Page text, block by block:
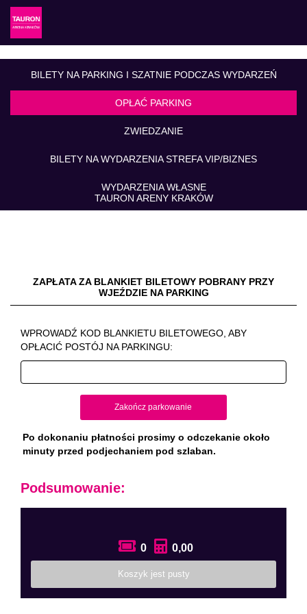
BILETY NA PARKING I SZATNIE PODCZAS WYDARZEŃ
OPŁAĆ PARKING
ZWIEDZANIE
BILETY NA WYDARZENIA STREFA VIP/BIZNES
WYDARZENIA WŁASNE
TAURON ARENY KRAKÓW
ZAPŁATA ZA BLANKIET BILETOWY POBRANY PRZY
WJEŹDZIE NA PARKING
WPROWADŹ KOD BLANKIETU BILETOWEGO, ABY
OPŁACIĆ POSTÓJ NA PARKINGU:
Zakończ parkowanie
Po dokonaniu płatności prosimy o odczekanie około
minuty przed podjechaniem pod szlaban.
Podsumowanie:
0 0,00
Koszyk jest pusty